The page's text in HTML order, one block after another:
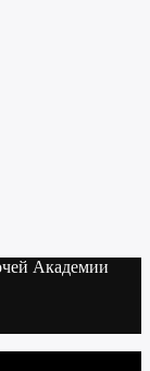
Академии